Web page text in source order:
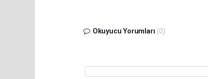
Okuyucu Yorumları (0)